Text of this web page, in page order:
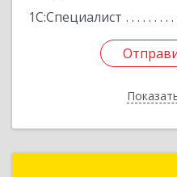
1С:Специалист